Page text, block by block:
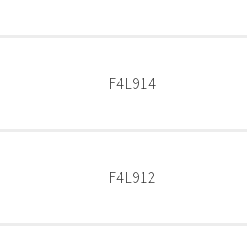
F4L914
F4L912